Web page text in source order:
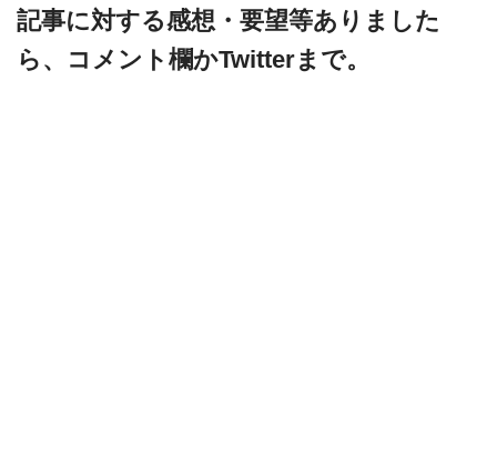
記事に対する感想・要望等ありました
ら、コメント欄かTwitterまで。